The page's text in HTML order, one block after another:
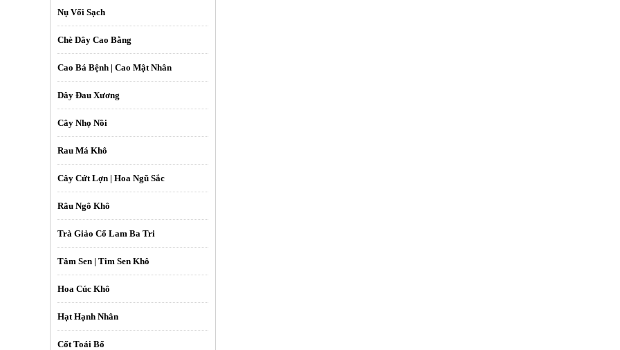
Nụ Vối Sạch
Chè Dây Cao Bằng
Cao Bá Bệnh | Cao Mật Nhân
Dây Đau Xương
Cây Nhọ Nồi
Rau Má Khô
Cây Cứt Lợn | Hoa Ngũ Sắc
Râu Ngô Khô
Trà Giảo Cổ Lam Ba Tri
Tâm Sen | Tim Sen Khô
Hoa Cúc Khô
Hạt Hạnh Nhân
Cốt Toái Bổ